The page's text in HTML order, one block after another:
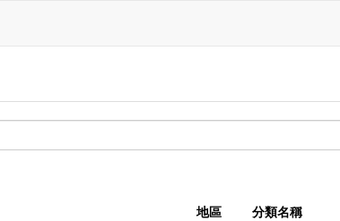
地區 分類名稱